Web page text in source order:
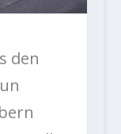
den